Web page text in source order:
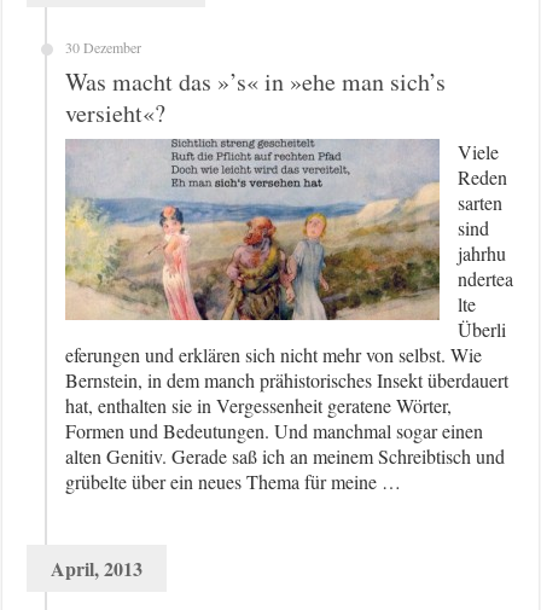
30 Dezember
Was macht das »’s« in »ehe man sich’s
versieht«?
Viele
Reden
sarten
sind
jahrhu
ndertea
lte
Überli
eferungen und erklären sich nicht mehr von selbst. Wie
Bernstein, in dem manch prähistorisches Insekt überdauert
hat, enthalten sie in Vergessenheit geratene Wörter,
Formen und Bedeutungen. Und manchmal sogar einen
alten Genitiv. Gerade saß ich an meinem Schreibtisch und
grübelte über ein neues Thema für meine …
April, 2013